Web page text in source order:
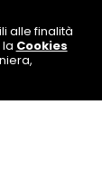
NOI
alle finalità
Cookies